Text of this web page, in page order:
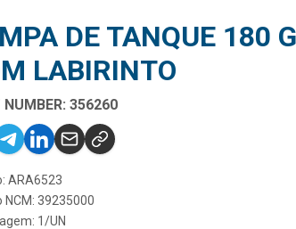
DE TANQUE 180
LABIRINTO
NUMBER: 356260
ARA6523
NCM: 39235000
1/UN